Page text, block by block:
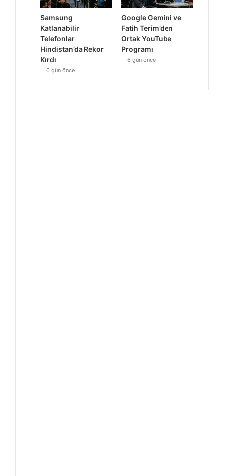
Samsung
Katlanabilir
Telefonlar
Hindistan’da Rekor
Kırdı
6 gün önce
Google Gemini ve
Fatih Terim’den
Ortak YouTube
Programı
6 gün önce